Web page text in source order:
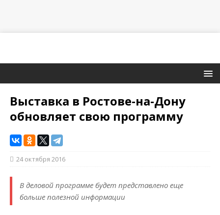
Выставка в Ростове-на-Дону
обновляет свою программу
24 октября 2016
В деловой программе будет представлено еще
больше полезной информации